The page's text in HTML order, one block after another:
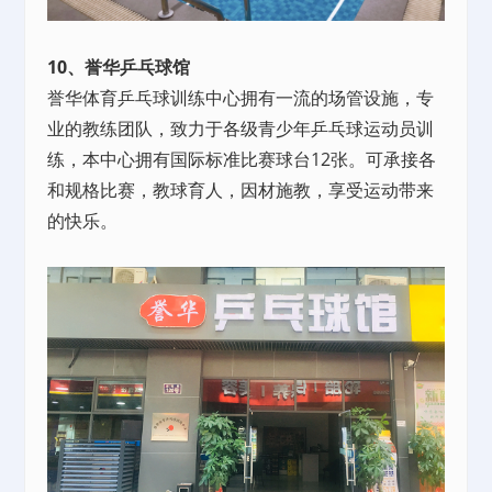
10、誉华乒乓球馆
誉华体育乒乓球训练中心拥有一流的场管设施，专
业的教练团队，致力于各级青少年乒乓球运动员训
练，本中心拥有国际标准比赛球台12张。可承接各
和规格比赛，教球育人，因材施教，享受运动带来
的快乐。